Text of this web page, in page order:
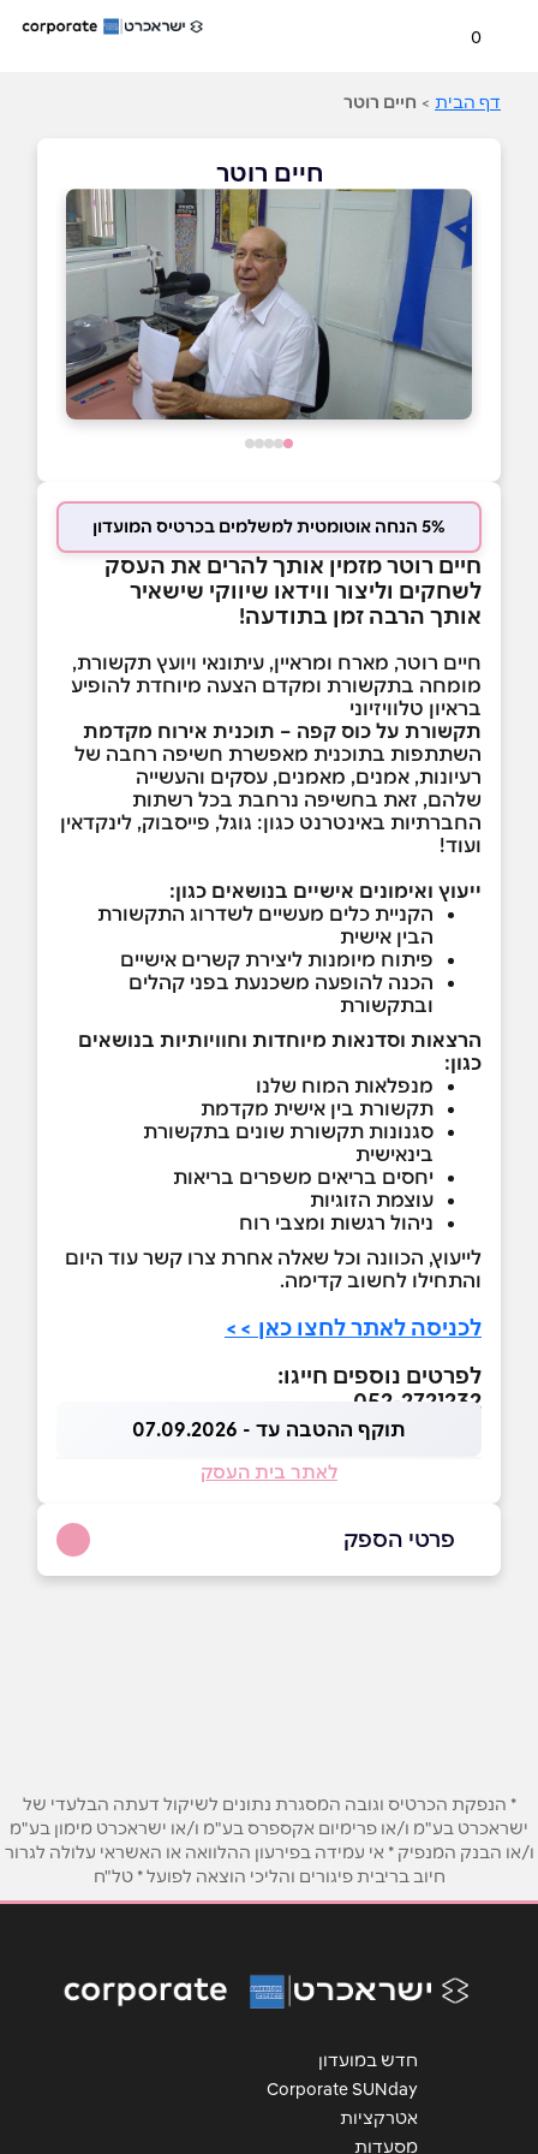
0
דף הבית > חיים רוטר
חיים רוטר
5% הנחה אוטומטית למשלמים בכרטיס המועדון
חיים רוטר מזמין אותך להרים את העסק
לשחקים וליצור ווידאו שיווקי שישאיר
אותך הרבה זמן בתודעה!
חיים רוטר, מארח ומראיין, עיתונאי ויועץ תקשורת,
מומחה בתקשורת ומקדם הצעה מיוחדת להופיע
בראיון טלוויזיוני
תקשורת על כוס קפה – תוכנית אירוח מקדמת
השתתפות בתוכנית מאפשרת חשיפה רחבה של
רעיונות, אמנים, מאמנים, עסקים והעשייה
שלהם, זאת בחשיפה נרחבת בכל רשתות
החברתיות באינטרנט כגון: גוגל, פייסבוק, לינקדאין
ועוד!
ייעוץ ואימונים אישיים בנושאים כגון:
הקניית כלים מעשיים לשדרוג התקשורת
הבין אישית
פיתוח מיומנות ליצירת קשרים אישיים
הכנה להופעה משכנעת בפני קהלים
ובתקשורת
הרצאות וסדנאות מיוחדות וחוויותיות בנושאים
כגון:
מנפלאות המוח שלנו
תקשורת בין אישית מקדמת
סגנונות תקשורת שונים בתקשורת
בינאישית
יחסים בריאים משפרים בריאות
עוצמת הזוגיות
ניהול רגשות ומצבי רוח
לייעוץ, הכוונה וכל שאלה אחרת צרו קשר עוד היום
והתחילו לחשוב קדימה.
לכניסה לאתר לחצו כאן >>
לפרטים נוספים חייגו:
052-2721232
תוקף ההטבה עד - 07.09.2026
לאתר בית העסק
פרטי הספק
טלפון*
נושא *
הודעה*
* הנפקת הכרטיס וגובה המסגרת נתונים לשיקול דעתה הבלעדי של
ישראכרט בע"מ ו/או פרימיום אקספרס בע"מ ו/או ישראכרט מימון בע"מ
ו/או הבנק המנפיק * אי עמידה בפירעון ההלוואה או האשראי עלולה לגרור
חיוב בריבית פיגורים והליכי הוצאה לפועל * טל"ח
חדש במועדון
Corporate SUNday
אטרקציות
מסעדות